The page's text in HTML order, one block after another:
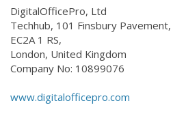
DigitalOfficePro, Ltd
Techhub, 101 Finsbury Pavement,
EC2A 1 RS,
London, United Kingdom
Company No: 10899076
www.digitalofficepro.com